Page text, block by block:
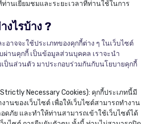
านเยี่ยมชมและระยะเวลาที่ท่านใช้ในการ
งไรบ้าง ?
อาจจะใช้ประเภทของคุกกี้ต่าง ๆ ในเว็บไซต์
ผ่านคุกกี้ เป็นข้อมูลส่วนบุคคล เราจะนำ
เป็นส่วนตัว มาประกอบร่วมกันกับนโยบายคุกกี้
Necessary Cookies): คุกกี้ประเภทนี้มี
านของเว็บไซต์ เพื่อให้เว็บไซต์สามารถทำงาน
ดภัย และทำให้ท่านสามารถเข้าใช้เว็บไซต์ได้